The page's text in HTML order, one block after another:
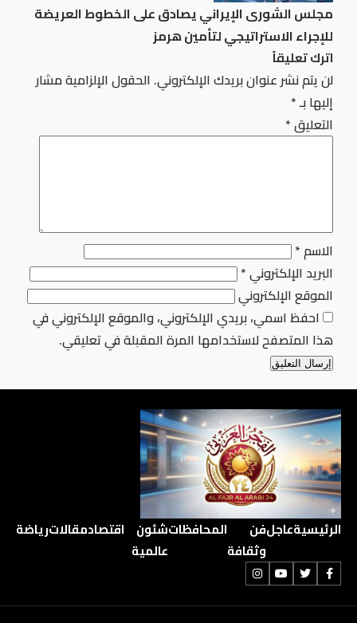
مجلس الشورى الإيراني يصادق على الخطوط العريضة
للإجراء الاستراتيجي لتأمين هرمز
اترك تعليقاً
لن يتم نشر عنوان بريدك الإلكتروني. الحقول الإلزامية مشار
إليها بـ*
التعليق*
الاسم*
البريد الإلكتروني*
الموقع الإلكتروني
احفظ اسمي، بريدي الإلكتروني، والموقع الإلكتروني في
هذا المتصفح لاستخدامها المرة المقبلة في تعليقي.
الرئيسيةعاجلفن
وثقافة
المحافظاتشئون
عالمية
اقتصادمقالاترياضة